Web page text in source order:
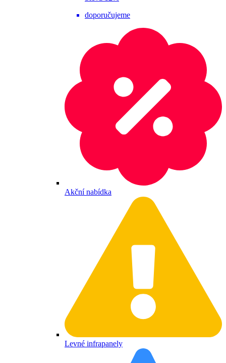
doporučujeme
Akční nabídka
Levné infrapanely